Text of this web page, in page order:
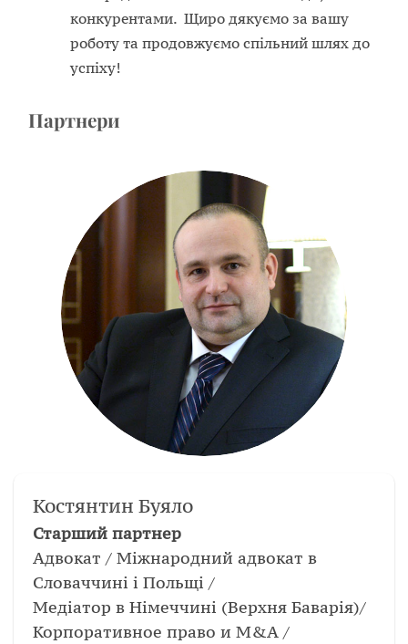
конкурентами. Щиро дякуємо за вашу
роботу та продовжуємо спільний шлях до
успіху!
Партнери
Костянтин Буяло
Старший партнер
Адвокат / Міжнародний адвокат в
Словаччині і Польщі /
Медіатор в Німеччині (Верхня Баварія)/
Корпоративное право и М&А /